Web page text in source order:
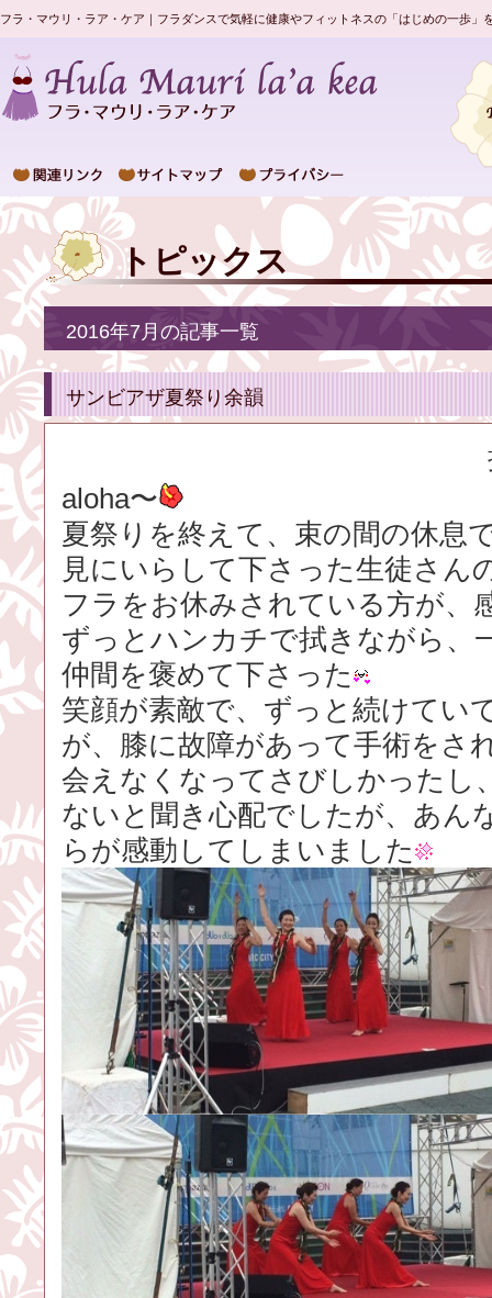
フラ・マウリ・ラア・ケア｜フラダンスで気軽に健康やフィットネスの「はじめの一歩
トピックス
2016年7月の記事一覧
サンビアザ夏祭り余韻
aloha〜
夏祭りを終えて、束の間の休息
見にいらして下さった生徒さん
フラをお休みされている方が、
ずっとハンカチで拭きながら、
仲間を褒めて下さった
笑顔が素敵で、ずっと続けてい
が、膝に故障があって手術をさ
会えなくなってさびしかったし
ないと聞き心配でしたが、あん
らが感動してしまいました